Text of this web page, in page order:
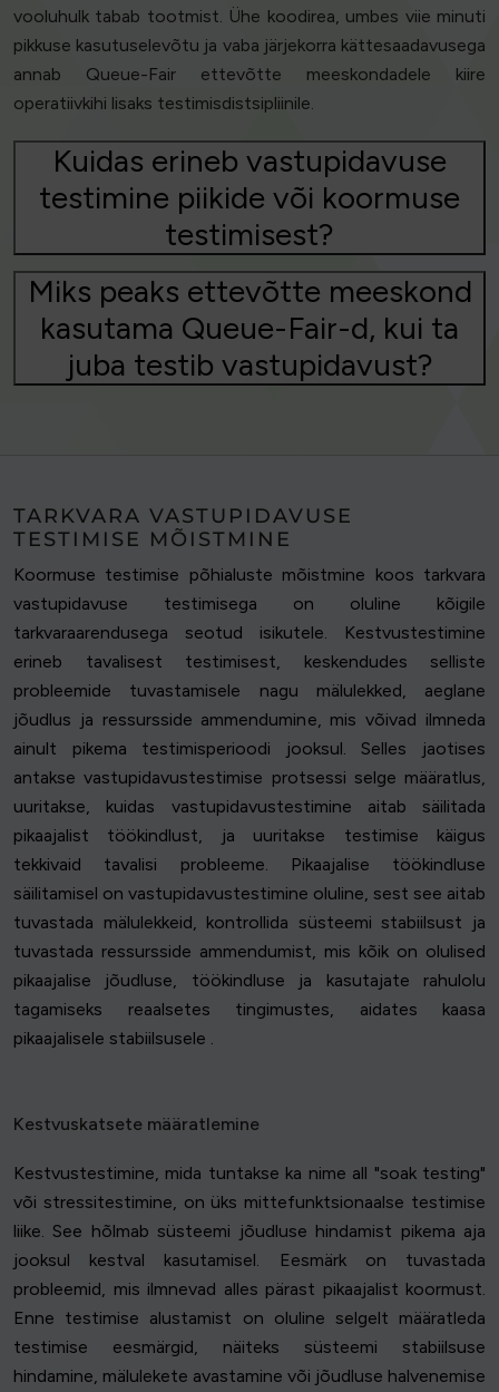
vooluhulk tabab tootmist. Ühe koodirea, umbes viie minuti
pikkuse kasutuselevõtu ja vaba järjekorra kättesaadavusega
annab Queue-Fair ettevõtte meeskondadele kiire
operatiivkihi lisaks testimisdistsipliinile.
Kuidas erineb vastupidavuse
testimine piikide või koormuse
testimisest?
Miks peaks ettevõtte meeskond
kasutama Queue-Fair-d, kui ta
juba testib vastupidavust?
TARKVARA VASTUPIDAVUSE
TESTIMISE MÕISTMINE
Koormuse testimise põhialuste mõistmine koos tarkvara
vastupidavuse testimisega on oluline kõigile
tarkvaraarendusega seotud isikutele. Kestvustestimine
erineb tavalisest testimisest, keskendudes selliste
probleemide tuvastamisele nagu mälulekked, aeglane
jõudlus ja ressursside ammendumine, mis võivad ilmneda
ainult pikema testimisperioodi jooksul. Selles jaotises
antakse vastupidavustestimise protsessi selge määratlus,
uuritakse, kuidas vastupidavustestimine aitab säilitada
pikaajalist töökindlust, ja uuritakse testimise käigus
tekkivaid tavalisi probleeme. Pikaajalise töökindluse
säilitamisel on vastupidavustestimine oluline, sest see aitab
tuvastada mälulekkeid, kontrollida süsteemi stabiilsust ja
tuvastada ressursside ammendumist, mis kõik on olulised
pikaajalise jõudluse, töökindluse ja kasutajate rahulolu
tagamiseks reaalsetes tingimustes, aidates kaasa
pikaajalisele stabiilsusele .
Kestvuskatsete määratlemine
Kestvustestimine, mida tuntakse ka nime all "soak testing"
või stressitestimine, on üks mittefunktsionaalse testimise
liike. See hõlmab süsteemi jõudluse hindamist pikema aja
jooksul kestval kasutamisel. Eesmärk on tuvastada
probleemid, mis ilmnevad alles pärast pikaajalist koormust.
Enne testimise alustamist on oluline selgelt määratleda
testimise eesmärgid, näiteks süsteemi stabiilsuse
hindamine, mälulekete avastamine või jõudluse halvenemise